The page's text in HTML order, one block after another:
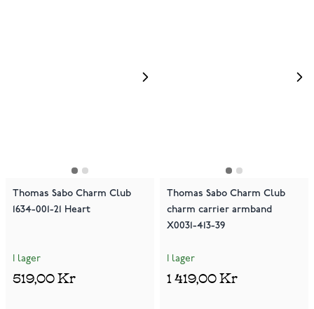
Thomas Sabo Charm Club
1634-001-21 Heart
I lager
519,00 Kr
Thomas Sabo Charm Club
charm carrier armband
X0031-413-39
I lager
1 419,00 Kr